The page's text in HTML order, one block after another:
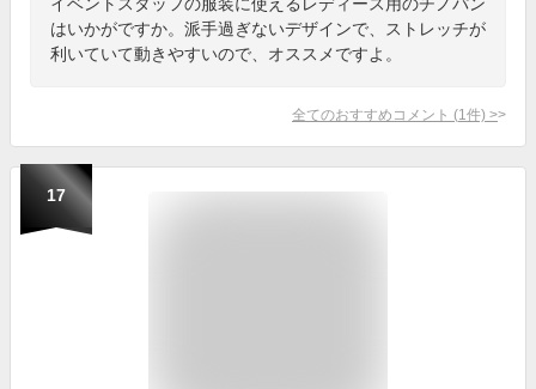
はいかがですか。派手過ぎないデザインで、ストレッチが
利いていて動きやすいので、オススメですよ。
全てのおすすめコメント (1 件) >
17